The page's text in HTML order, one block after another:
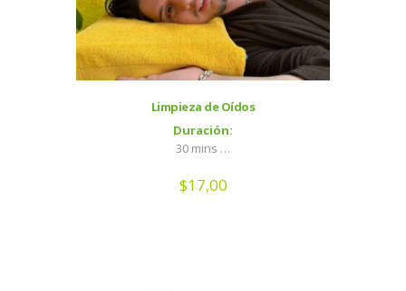
Limpieza de Oídos
Duración:
30 mins …
$17,00